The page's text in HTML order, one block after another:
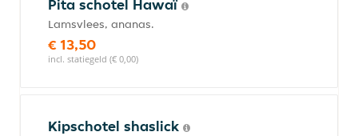
Pita schotel Hawaï
Lamsvlees, ananas.
€ 13,50
incl. statiegeld (€ 0,00)
Kipschotel shaslick